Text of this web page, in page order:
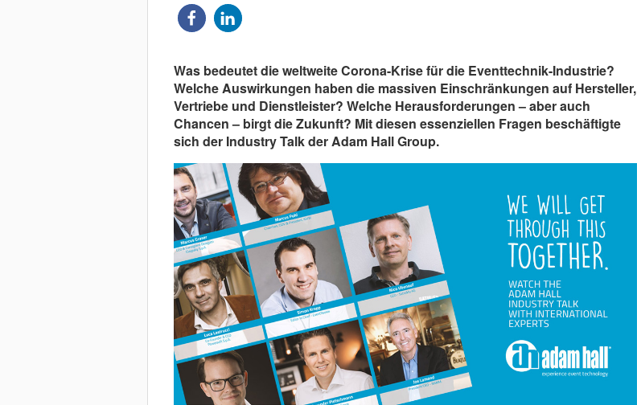
Was bedeutet die weltweite Corona-Krise für die Eventtechnik-Industrie?
Welche Auswirkungen haben die massiven Einschränkungen auf Hersteller,
Vertriebe und Dienstleister? Welche Herausforderungen – aber auch
Chancen – birgt die Zukunft? Mit diesen essenziellen Fragen beschäftigte
sich der Industry Talk der Adam Hall Group.